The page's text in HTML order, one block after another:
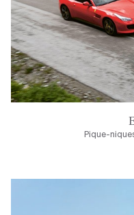
Pique-